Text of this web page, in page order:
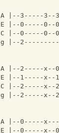
A |--3-----3--
E |--0-----
C |--0-----
g |--
A |--2-----
E |--1-----x--
C |--2-----
g |--2-----x--
A |--0-----
E |--0-----